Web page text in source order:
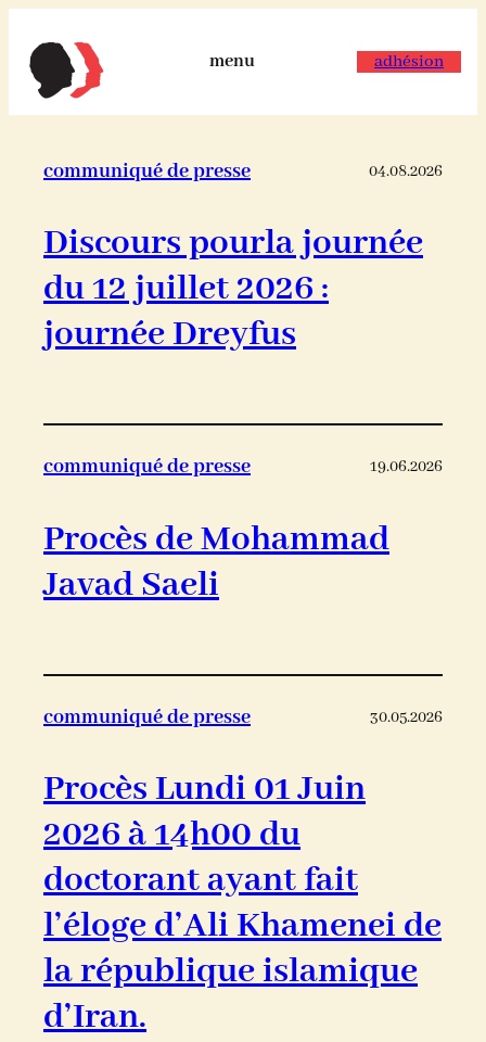
menu adhésion
communiqué de presse 04.08.2026
Discours pourla journée
du 12 juillet 2026 :
journée Dreyfus
communiqué de presse 19.06.2026
Procès de Mohammad
Javad Saeli
communiqué de presse 30.05.2026
Procès Lundi 01 Juin
2026 à 14h00 du
doctorant ayant fait
l’éloge d’Ali Khamenei de
la république islamique
d’Iran.